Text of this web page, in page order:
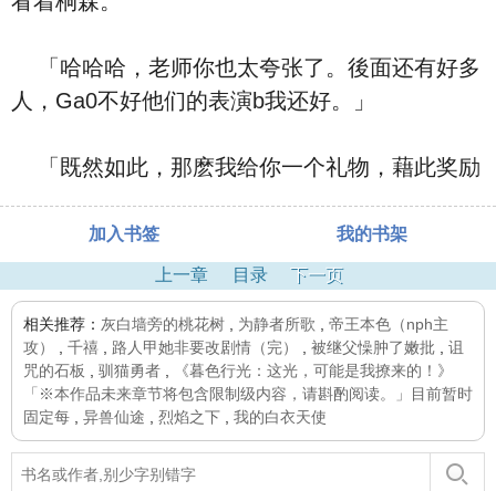
「哈哈哈，老师你也太夸张了。後面还有好多
人，Ga0不好他们的表演b我还好。」
「既然如此，那麽我给你一个礼物，藉此奖励
加入书签 我的书架
上一章 目录 下一页
相关推荐： 灰白墙旁的桃花树 为静者所歌
帝王本色（nph主
攻）
千禧 路人甲她非要改剧情（完） 被继父懆肿了嫩批
诅
咒的石板
驯猫勇者
《暮色行光：这光，可能是我撩来的！》
「※本作品未来章节将包含限制级内容，请斟酌阅读。」目前暂时
固定每
异兽仙途 烈焰之下 我的白衣天使